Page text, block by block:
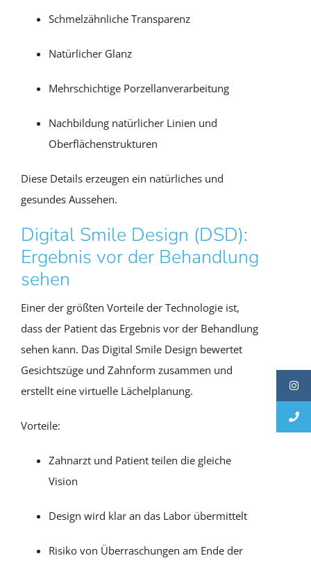
Schmelzähnliche Transparenz
Natürlicher Glanz
Mehrschichtige Porzellanverarbeitung
Nachbildung natürlicher Linien und
Oberflächenstrukturen
Diese Details erzeugen ein natürliches und
gesundes Aussehen.
Digital Smile Design (DSD):
Ergebnis vor der Behandlung
sehen
Einer der größten Vorteile der Technologie ist,
dass der Patient das Ergebnis vor der Behandlung
sehen kann. Das Digital Smile Design bewertet
Gesichtszüge und Zahnform zusammen und
erstellt eine virtuelle Lächelplanung.
Vorteile:
Zahnarzt und Patient teilen die gleiche
Vision
Design wird klar an das Labor übermittelt
Risiko von Überraschungen am Ende der